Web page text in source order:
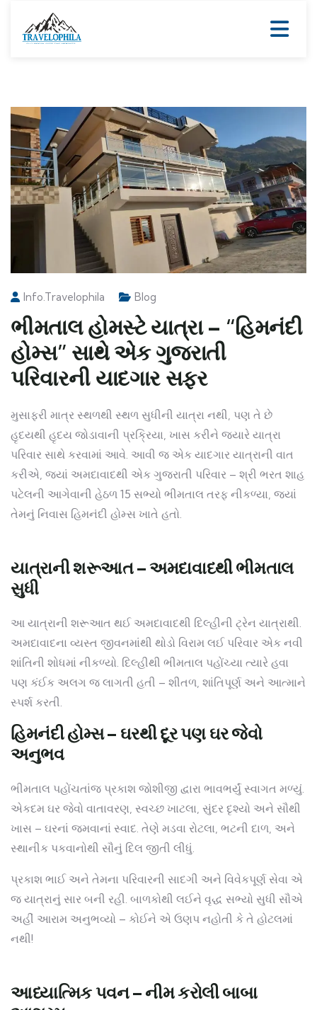
Info.travelophila Blog
ભીમતાલ હોમસ્ટે યાત્રા – “હિમનંદી
હોમ્સ” સાથે એક ગુજરાતી
પરિવારની યાદગાર સફર
મુસાફરી માત્ર સ્થળથી સ્થળ સુધીની યાત્રા નથી, પણ તે છે
હૃદયથી હૃદય જોડાવાની પ્રક્રિયા, ખાસ કરીને જ્યારે યાત્રા
પરિવાર સાથે કરવામાં આવે. આવી જ એક યાદગાર યાત્રાની વાત
કરીએ, જ્યાં અમદાવાદથી એક ગુજરાતી પરિવાર – શ્રી ભરત શાહ
પટેલની આગેવાની હેઠળ 15 સભ્યો ભીમતાલ તરફ નીકળ્યા, જ્યાં
તેમનું નિવાસ હિમનંદી હોમ્સ ખાતે હતો.
યાત્રાની શરૂઆત – અમદાવાદથી ભીમતાલ
સુધી
આ યાત્રાની શરૂઆત થઈ અમદાવાદથી દિલ્હીની ટ્રેન યાત્રાથી.
અમદાવાદના વ્યસ્ત જીવનમાંથી થોડો વિરામ લઈ પરિવાર એક નવી
શાંતિની શોધમાં નીકળ્યો. દિલ્હીથી ભીમતાલ પહોંચ્યા ત્યારે હવા
પણ કંઈક અલગ જ લાગતી હતી – શીતળ, શાંતિપૂર્ણ અને આત્માને
સ્પર્શ કરતી.
હિમનંદી હોમ્સ – ઘરથી દૂર પણ ઘર જેવો
અનુભવ
ભીમતાલ પહોંચતાંજ પ્રકાશ જોશીજી દ્વારા ભાવભર્યું સ્વાગત મળ્યું.
એકદમ ઘર જેવો વાતાવરણ, સ્વચ્છ ખાટલા, સુંદર દૃશ્યો અને સૌથી
ખાસ – ઘરનાં જમવાનાં સ્વાદ. તેણે મડવા રોટલા, ભટની દાળ, અને
સ્થાનીક પકવાનોથી સૌનું દિલ જીતી લીધું.
પ્રકાશ ભાઈ અને તેમના પરિવારની સાદગી અને વિવેકપૂર્ણ સેવા એ
જ યાત્રાનું સાર બની રહી. બાળકોથી લઈને વૃદ્ધ સભ્યો સુધી સૌએ
અહીં આરામ અનુભવ્યો – કોઈને એ ઉણપ નહોતી કે તે હોટલમાં
નથી!
આધ્યાત્મિક પવન – નીમ કરોલી બાબા